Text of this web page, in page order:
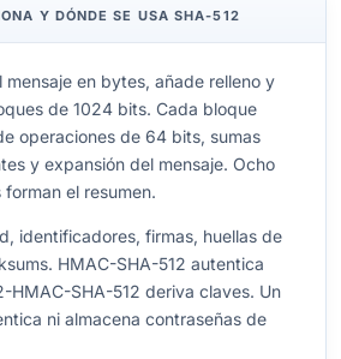
Y DÓNDE SE USA SHA-512
mensaje en bytes, añade relleno y
de 1024 bits. Cada bloque
operaciones de 64 bits, sumas
y expansión del mensaje. Ocho
el resumen.
identificadores, firmas, huellas de
HMAC-SHA-512 autentica
HMAC-SHA-512 deriva claves. Un
ni almacena contraseñas de